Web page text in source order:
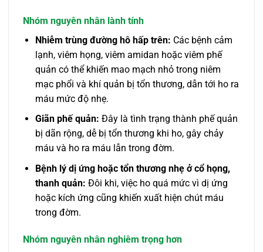
Nhóm nguyên nhân lành tính
Nhiễm trùng đường hô hấp trên: Các bệnh cảm
lạnh, viêm họng, viêm amidan hoặc viêm phế
quản có thể khiến mao mạch nhỏ trong niêm
mạc phổi và khí quản bị tổn thương, dẫn tới ho ra
máu mức độ nhẹ.
Giãn phế quản: Đây là tình trạng thành phế quản
bị dãn rộng, dễ bị tổn thương khi ho, gây chảy
máu và ho ra máu lẫn trong đờm.
Bệnh lý dị ứng hoặc tổn thương nhẹ ở cổ họng,
thanh quản: Đôi khi, việc ho quá mức vì dị ứng
hoặc kích ứng cũng khiến xuất hiện chút máu
trong đờm.
Nhóm nguyên nhân nghiêm trọng hơn